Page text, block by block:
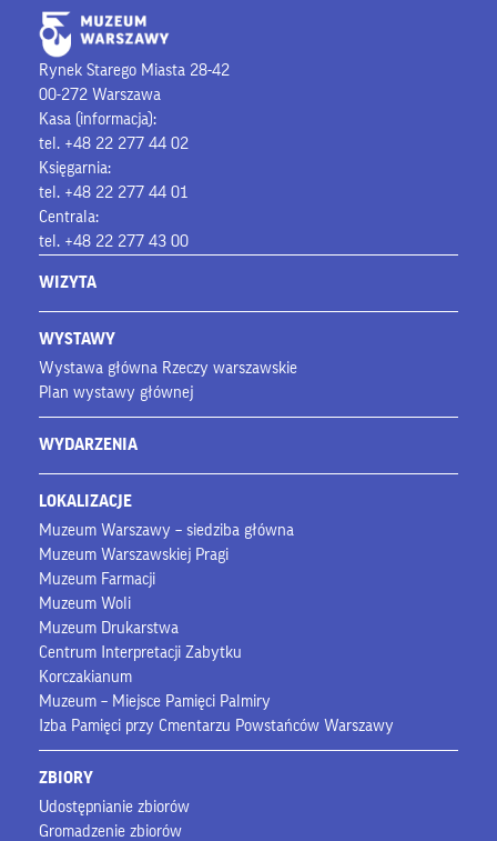
Rynek Starego Miasta 28-42
00-272 Warszawa
Kasa (informacja):
tel. +48 22 277 44 02
Księgarnia:
tel. +48 22 277 44 01
Centrala:
tel. +48 22 277 43 00
WIZYTA
WYSTAWY
Wystawa główna Rzeczy warszawskie
Plan wystawy głównej
WYDARZENIA
LOKALIZACJE
Muzeum Warszawy – siedziba główna
Muzeum Warszawskiej Pragi
Muzeum Farmacji
Muzeum Woli
Muzeum Drukarstwa
Centrum Interpretacji Zabytku
Korczakianum
Muzeum – Miejsce Pamięci Palmiry
Izba Pamięci przy Cmentarzu Powstańców Warszawy
ZBIORY
Udostępnianie zbiorów
Gromadzenie zbiorów